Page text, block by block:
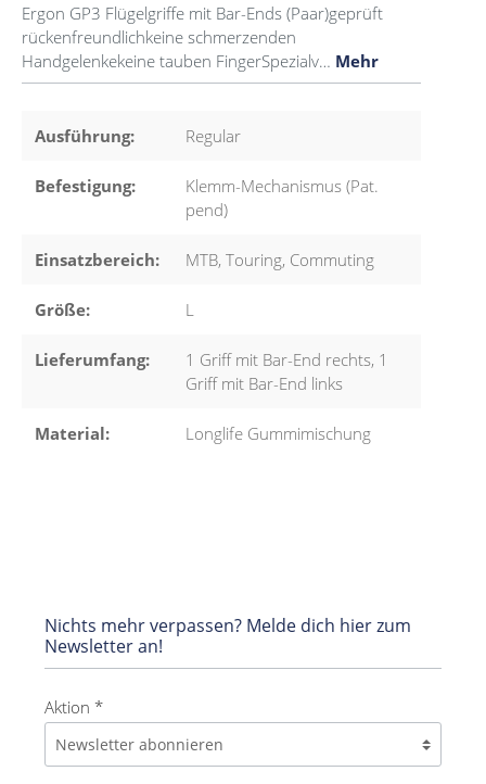
Ergon GP3 Flügelgriffe mit Bar-Ends (Paar)geprüft
rückenfreundlichkeine schmerzenden
Handgelenkekeine tauben FingerSpezialv… Mehr
Ausführung: Regular
Befestigung:
Klemm-Mechanismus (Pat.
pend)
Einsatzbereich: MTB, Touring, Commuting
Größe: L
Lieferumfang:
1 Griff mit Bar-End rechts, 1
Griff mit Bar-End links
Material: Longlife Gummimischung
Nichts mehr verpassen? Melde dich hier zum
Newsletter an!
Aktion *